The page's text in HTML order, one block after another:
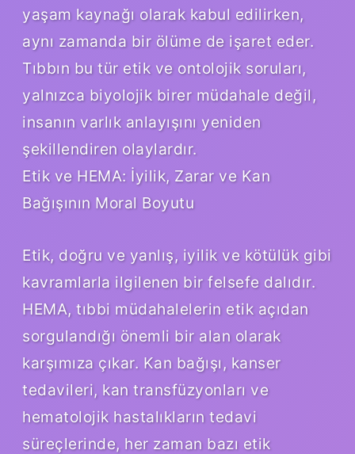
yaşam kaynağı olarak kabul edilirken,
aynı zamanda bir ölüme de işaret eder.
Tıbbın bu tür etik ve ontolojik soruları,
yalnızca biyolojik birer müdahale değil,
insanın varlık anlayışını yeniden
şekillendiren olaylardır.
Etik ve HEMA: İyilik, Zarar ve Kan
Bağışının Moral Boyutu
Etik, doğru ve yanlış, iyilik ve kötülük gibi
kavramlarla ilgilenen bir felsefe dalıdır.
HEMA, tıbbi müdahalelerin etik açıdan
sorgulandığı önemli bir alan olarak
karşımıza çıkar. Kan bağışı, kanser
tedavileri, kan transfüzyonları ve
hematolojik hastalıkların tedavi
süreçlerinde, her zaman bazı etik